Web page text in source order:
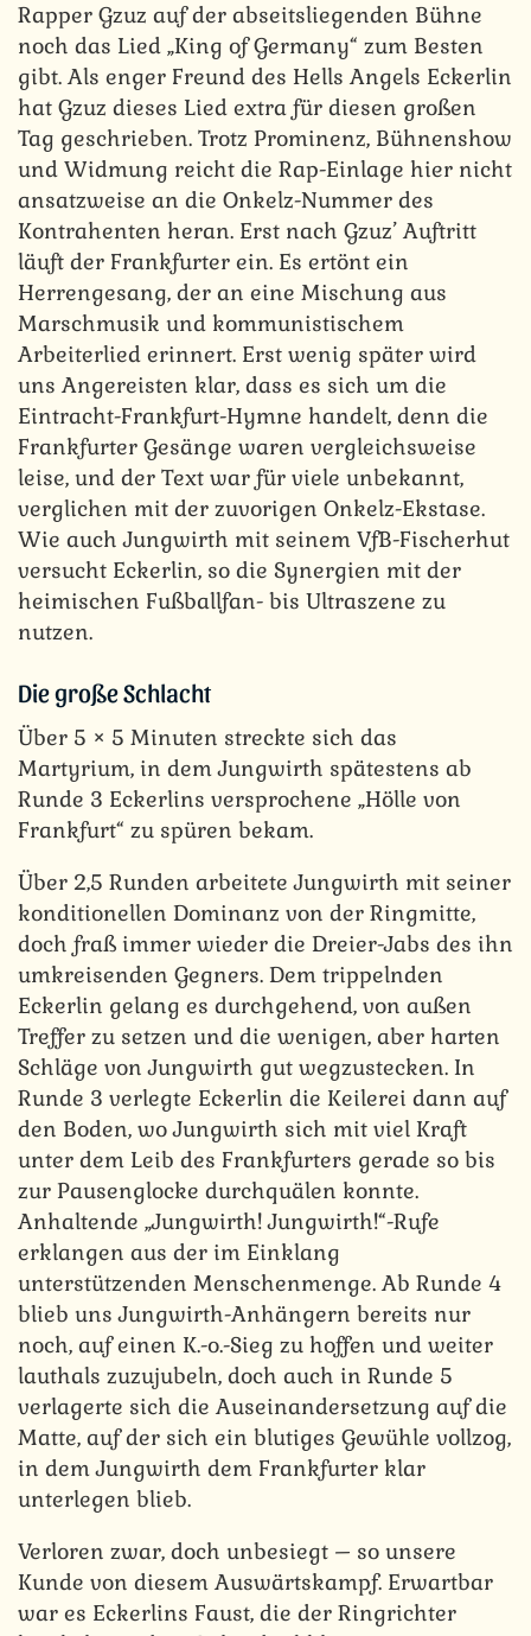
Rapper Gzuz auf der abseitsliegenden Bühne
noch das Lied „King of Germany“ zum Besten
gibt. Als enger Freund des Hells Angels Eckerlin
hat Gzuz dieses Lied extra für diesen großen
Tag geschrieben. Trotz Prominenz, Bühnenshow
und Widmung reicht die Rap-Einlage hier nicht
ansatzweise an die Onkelz-Nummer des
Kontrahenten heran. Erst nach Gzuz’ Auftritt
läuft der Frankfurter ein. Es ertönt ein
Herrengesang, der an eine Mischung aus
Marschmusik und kommunistischem
Arbeiterlied erinnert. Erst wenig später wird
uns Angereisten klar, dass es sich um die
Eintracht-Frankfurt-Hymne handelt, denn die
Frankfurter Gesänge waren vergleichsweise
leise, und der Text war für viele unbekannt,
verglichen mit der zuvorigen Onkelz-Ekstase.
Wie auch Jungwirth mit seinem VfB-Fischerhut
versucht Eckerlin, so die Synergien mit der
heimischen Fußballfan- bis Ultraszene zu
nutzen.
Die große Schlacht
Über 5 × 5 Minuten streckte sich das
Martyrium, in dem Jungwirth spätestens ab
Runde 3 Eckerlins versprochene „Hölle von
Frankfurt“ zu spüren bekam.
Über 2,5 Runden arbeitete Jungwirth mit seiner
konditionellen Dominanz von der Ringmitte,
doch fraß immer wieder die Dreier-Jabs des ihn
umkreisenden Gegners. Dem trippelnden
Eckerlin gelang es durchgehend, von außen
Treffer zu setzen und die wenigen, aber harten
Schläge von Jungwirth gut wegzustecken. In
Runde 3 verlegte Eckerlin die Keilerei dann auf
den Boden, wo Jungwirth sich mit viel Kraft
unter dem Leib des Frankfurters gerade so bis
zur Pausenglocke durchquälen konnte.
Anhaltende „Jungwirth! Jungwirth!“-Rufe
erklangen aus der im Einklang
unterstützenden Menschenmenge. Ab Runde 4
blieb uns Jungwirth-Anhängern bereits nur
noch, auf einen K.-o.-Sieg zu hoffen und weiter
lauthals zuzujubeln, doch auch in Runde 5
verlagerte sich die Auseinandersetzung auf die
Matte, auf der sich ein blutiges Gewühle vollzog,
in dem Jungwirth dem Frankfurter klar
unterlegen blieb.
Verloren zwar, doch unbesiegt – so unsere
Kunde von diesem Auswärtskampf. Erwartbar
war es Eckerlins Faust, die der Ringrichter